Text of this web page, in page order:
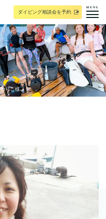
ダイビング相談会を予約
MENU
ゆりこ様